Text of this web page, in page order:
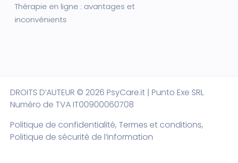
Thérapie en ligne : avantages et
inconvénients
DROITS D’AUTEUR © 2026 PsyCare.it | Punto Exe SRL
Numéro de TVA IT00900060708
Politique de confidentialité, Termes et conditions,
Politique de sécurité de l’information